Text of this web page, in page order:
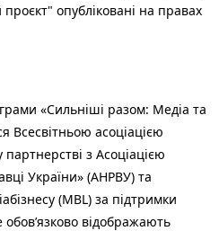
опубліковані на правах
«Сильніші разом: Медіа та
Всесвітньою асоціацією
з Асоціацією
України» (АНРВУ) та
(MBL) за підтримки
обов’язково відображають